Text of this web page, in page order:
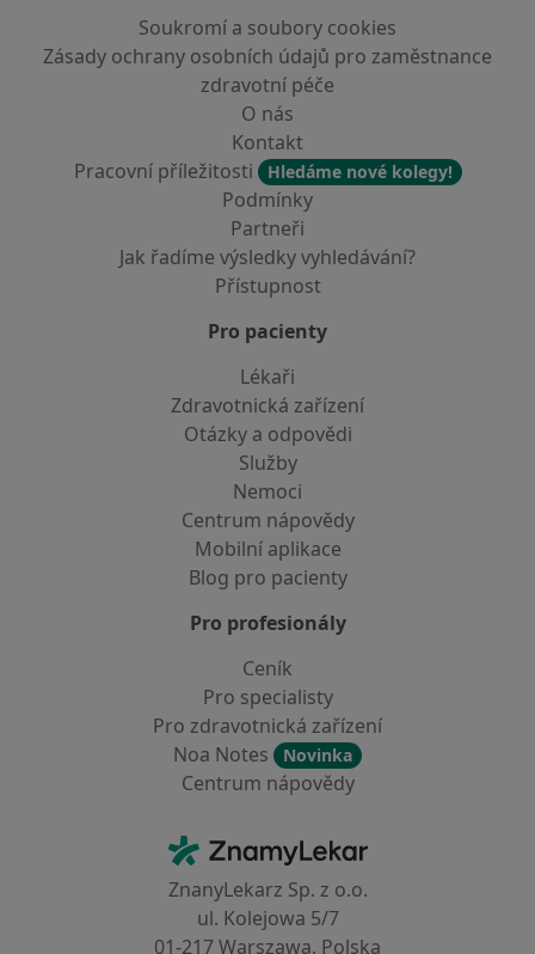
Soukromí a soubory cookies
Zásady ochrany osobních údajů pro zaměstnance
zdravotní péče
O nás
Kontakt
Pracovní příležitosti
Hledáme nové kolegy!
Podmínky
Partneři
Jak řadíme výsledky vyhledávání?
Přístupnost
Pro pacienty
Lékaři
Zdravotnická zařízení
Otázky a odpovědi
Služby
Nemoci
Centrum nápovědy
Mobilní aplikace
Blog pro pacienty
Pro profesionály
Ceník
Pro specialisty
Pro zdravotnická zařízení
Noa Notes
Novinka
Centrum nápovědy
ZnamyLekar - Hlavní stránka
ZnanyLekarz Sp. z o.o.
ul. Kolejowa 5/7
01-217 Warszawa, Polska